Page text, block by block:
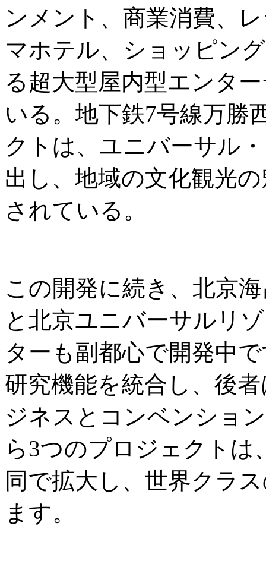
ンメント、商業消費、
マホテル、ショッピン
る超大型屋内型エンタ
いる。地下鉄7号線万勝
クトは、ユニバーサル
出し、地域の文化観光
されている。
この開発に続き、北京
と北京ユニバーサルリ
ターも副都心で開発中
研究機能を統合し、後
ジネスとコンベンショ
ら3つのプロジェクトは
同で拡大し、世界クラ
ます。